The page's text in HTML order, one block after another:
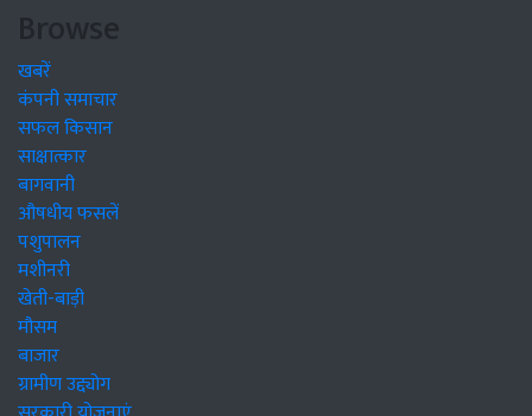
Browse
खबरें
कंपनी समाचार
सफल किसान
साक्षात्कार
बागवानी
औषधीय फसलें
पशुपालन
मशीनरी
खेती-बाड़ी
मौसम
बाजार
ग्रामीण उद्द्योग